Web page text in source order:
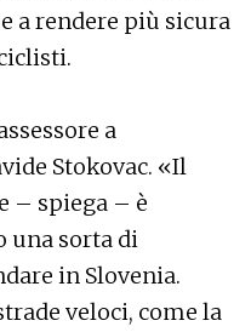
a rendere più sicura
a
Stokovac. «Il
– spiega – è
una sorta di
in Slovenia.
veloci, come la